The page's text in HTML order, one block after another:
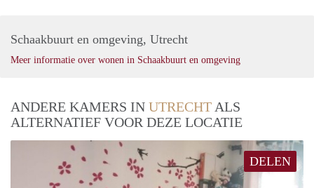
Schaakbuurt en omgeving, Utrecht
Meer informatie over wonen in Schaakbuurt en omgeving
ANDERE KAMERS IN UTRECHT ALS
ALTERNATIEF VOOR DEZE LOCATIE
DELEN